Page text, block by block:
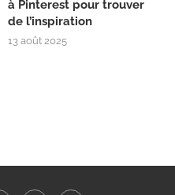
à Pinterest pour trouver
de l’inspiration
13 août 2025